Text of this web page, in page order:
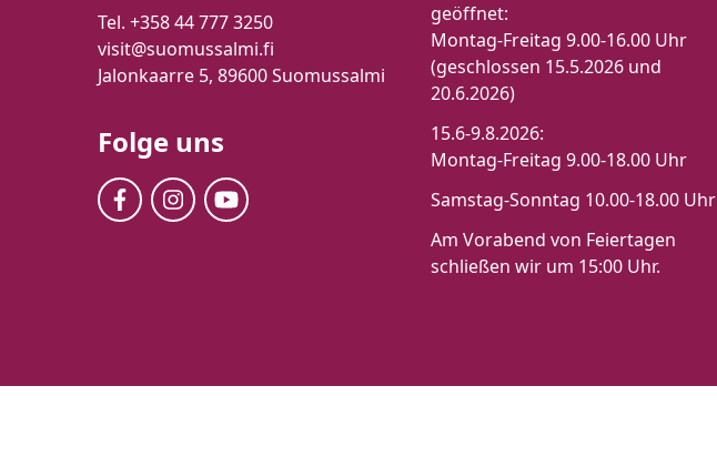
Tel. +358 44 777 3250
visit@suomussalmi.fi
Jalonkaarre 5, 89600 Suomussalmi
Folge uns
geöffnet:
Montag-Freitag 9.00-16.00 Uhr
(geschlossen 15.5.2026 und
20.6.2026)
15.6-9.8.2026:
Montag-Freitag 9.00-18.00 Uhr
Samstag-Sonntag 10.00-18.00 Uhr
Am Vorabend von Feiertagen
schließen wir um 15:00 Uhr.